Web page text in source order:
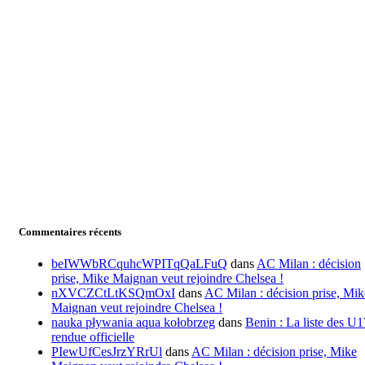
Commentaires récents
beIWWbRCquhcWPITqQaLFuQ dans AC Milan : décision
prise, Mike Maignan veut rejoindre Chelsea !
nXVCZCtLtKSQmOxI dans AC Milan : décision prise,
Maignan veut rejoindre Chelsea !
nauka pływania aqua kołobrzeg dans Benin : La liste des
rendue officielle
PIewUfCesJrzYRrUl dans AC Milan : décision prise, Mike